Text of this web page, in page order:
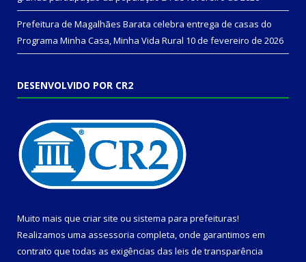
Prefeitura de Magalhães Barata celebra entrega de casas do
Programa Minha Casa, Minha Vida Rural 10 de fevereiro de 2026
DESENVOLVIDO POR CR2
Muito mais que criar site ou sistema para prefeituras!
Realizamos uma assessoria completa, onde garantimos em
contrato que todas as exigências das leis de transparência